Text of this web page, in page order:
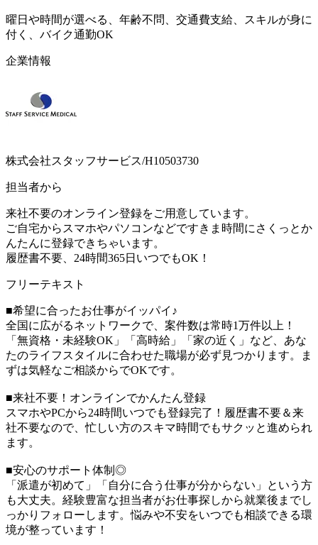
曜日や時間が選べる、年齢不問、交通費支給、スキルが身に
付く、バイク通勤OK
企業情報
株式会社スタッフサービス/H10503730
担当者から
来社不要のオンライン登録をご用意しています。
ご自宅からスマホやパソコンなどですきま時間にさくっとか
んたんに登録できちゃいます。
履歴書不要、24時間365日いつでもOK！
フリーテキスト
■希望に合ったお仕事がイッパイ♪
全国に広がるネットワークで、案件数は常時1万件以上！
「無資格・未経験OK」「高時給」「家の近く」など、あな
たのライフスタイルに合わせた職場が必ず見つかります。ま
ずは気軽なご相談からでOKです。
■来社不要！オンラインでかんたん登録
スマホやPCから24時間いつでも登録完了！履歴書不要＆来
社不要なので、忙しい方のスキマ時間でもサクッと進められ
ます。
■安心のサポート体制◎
「派遣が初めて」「自分に合う仕事が分からない」という方
も大丈夫。経験豊富な担当者がお仕事探しから就業後までし
っかりフォローします。悩みや不安をいつでも相談できる環
境が整っています！